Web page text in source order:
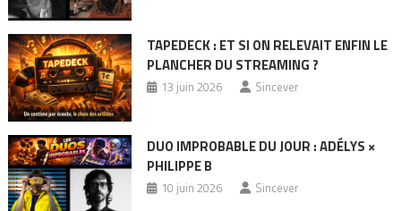
TAPEDECK : ET SI ON RELEVAIT ENFIN LE
PLANCHER DU STREAMING ?
13 juin 2026 Sincever
DUO IMPROBABLE DU JOUR : ADÉLYS ×
PHILIPPE B
10 juin 2026 Sincever